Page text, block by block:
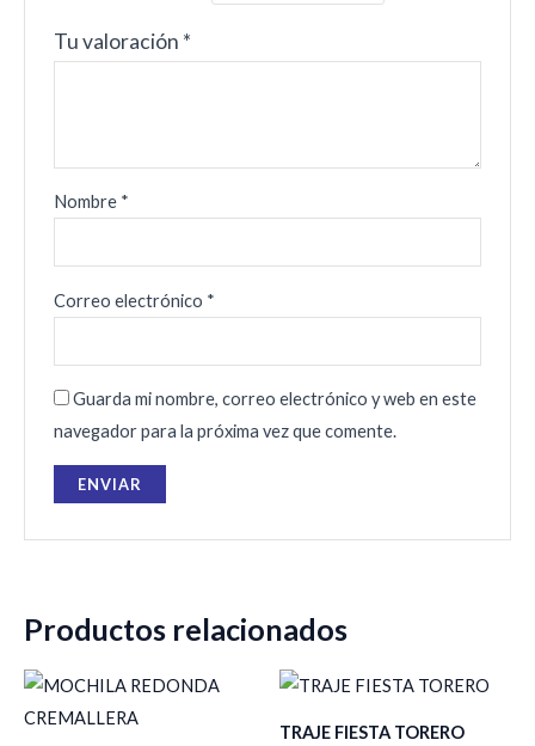
Tu valoración *
Nombre *
Correo electrónico *
Guarda mi nombre, correo electrónico y web en este
navegador para la próxima vez que comente.
Productos relacionados
TRAJE FIESTA TORERO